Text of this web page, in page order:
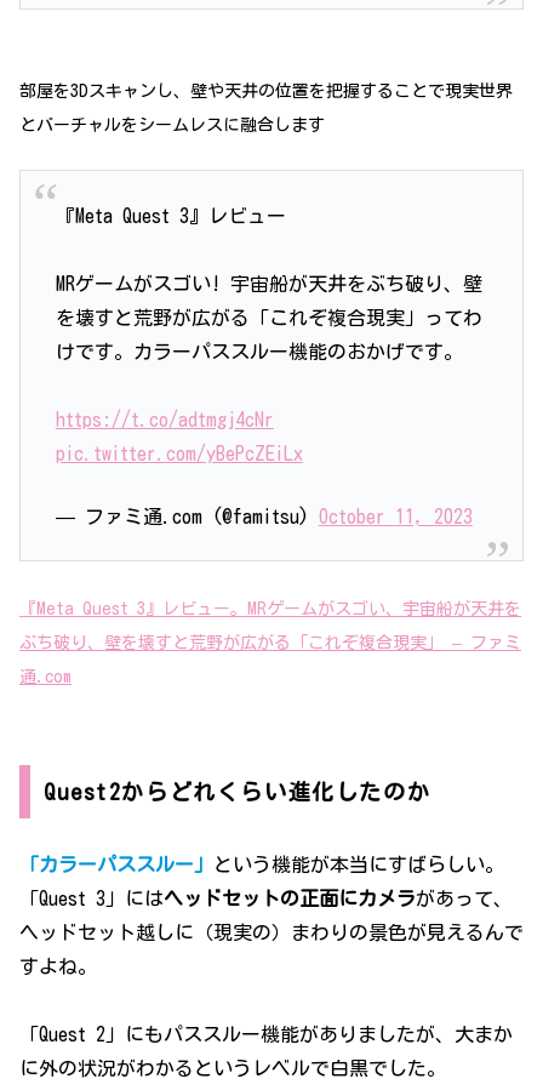
部屋を3Dスキャンし、壁や天井の位置を把握することで現実世界
とバーチャルをシームレスに融合します
『Meta Quest 3』レビュー
MRゲームがスゴい! 宇宙船が天井をぶち破り、壁
を壊すと荒野が広がる「これぞ複合現実」ってわ
けです。カラーパススルー機能のおかげです。
https://t.co/adtmgj4cNr
pic.twitter.com/yBePcZEiLx
— ファミ通.com (@famitsu) October 11, 2023
『Meta Quest 3』レビュー。MRゲームがスゴい、宇宙船が天井を
ぶち破り、壁を壊すと荒野が広がる「これぞ複合現実」
–
ファミ
通.com
Quest2からどれくらい進化したのか
「カラーパススルー」
という機能が本当にすばらしい。
「Quest 3」にはヘッドセットの正面にカメラがあって、
ヘッドセット越しに（現実の）まわりの景色が見えるんで
すよね。
「Quest 2」にもパススルー機能がありましたが、大まか
に外の状況がわかるというレベルで白黒でした。